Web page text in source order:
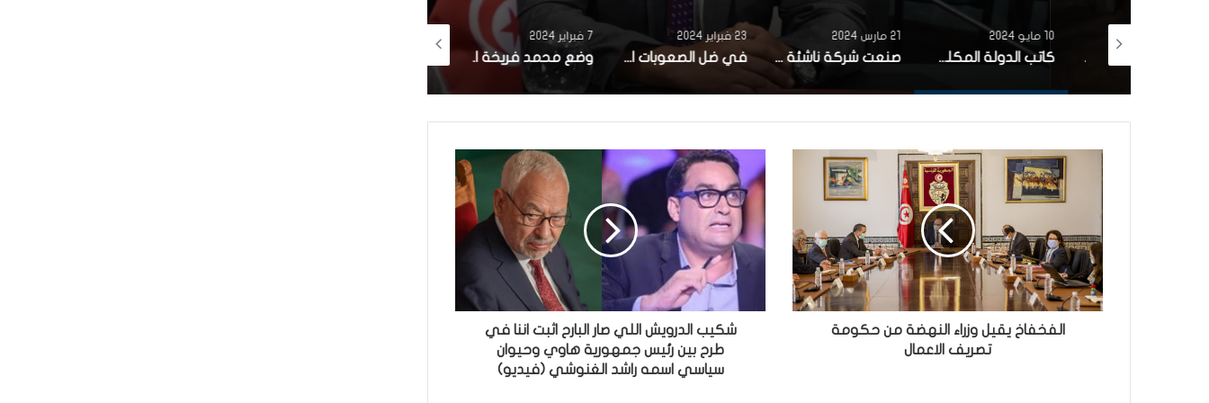
كاتب الدولة المكلف بالشركات الاهلية: قريبا الترفيع في سقف تمويل الشركات الأهلية إلى مليون دينار صنعت شركة ناشئة تونسية.. بلدية سوسة تنطلق في تجربة ‘zigofiltre’ في ضل الصعوبات الاقتصادية : تاخر كبير في الاعلان عن تركيبة الهيئة الوطنية للصلح الجزائي وانطلاق اشغالها وضع محمد فريخة الصحي صعب ونقله الي المستشفى
الفخفاخ يقيل وزراء النهضة من حكومة
تصريف الاعمال
شكيب الدرويش اللي صار البارح اثبت اننا في
طرح بين رئيس جمهورية هاوي وحيوان
سياسي اسمه راشد الغنوشي (فيديو)